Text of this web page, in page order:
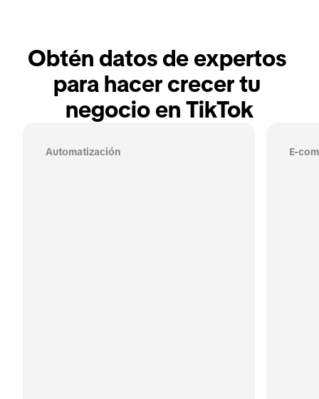
Obtén datos de expertos
para hacer crecer tu
negocio en TikTok
Automatización E-